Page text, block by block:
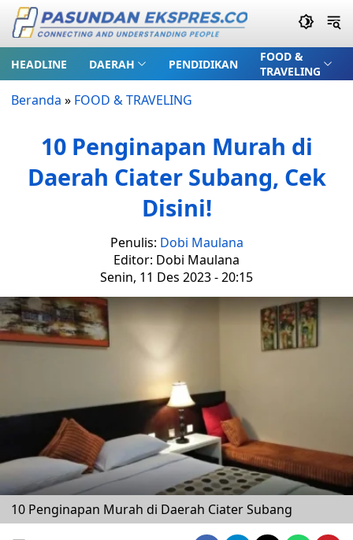
HEADLINE DAERAH PENDIDIKAN
FOOD &
TRAVELING
Beranda » FOOD & TRAVELING
10 Penginapan Murah di
Daerah Ciater Subang, Cek
Disini!
Penulis: Dobi Maulana
Editor: Dobi Maulana
Senin, 11 Des 2023 - 20:15
10 Penginapan Murah di Daerah Ciater Subang